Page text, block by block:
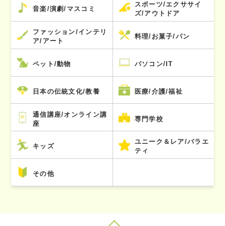
音楽/演劇/マスコミ
スポーツ/エクササイ
ズ/アウトドア
ファッション/インテリ
ア/アート
料理/お菓子/パン
ペット/動物 パソコン/IT
日本の伝統文化/教養 医療/介護/福祉
通信講座/オンライン講
座
専門学校
キッズ
ユニーク＆レア/バラエ
ティ
その他